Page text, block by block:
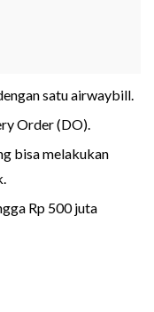
satu airwaybill.
Order (DO).
bisa melakukan
Rp 500 juta